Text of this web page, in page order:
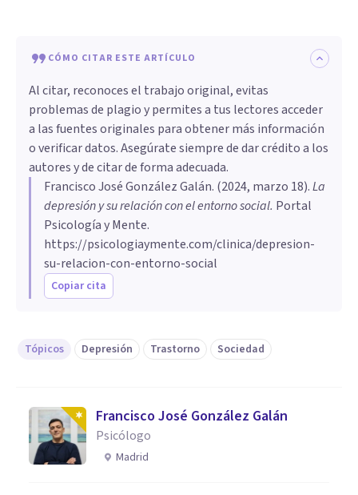
CÓMO CITAR ESTE ARTÍCULO
Al citar, reconoces el trabajo original, evitas
problemas de plagio y permites a tus lectores acceder
a las fuentes originales para obtener más información
o verificar datos. Asegúrate siempre de dar crédito a los
autores y de citar de forma adecuada.
Francisco José González Galán. (2024, marzo 18).La
depresión y su relación con el entorno social. Portal
Psicología y Mente.
https://psicologiaymente.com/clinica/depresion-
su-relacion-con-entorno-social
Copiar cita
Tópicos Depresión Trastorno Sociedad
Francisco José González Galán
Psicólogo
Madrid